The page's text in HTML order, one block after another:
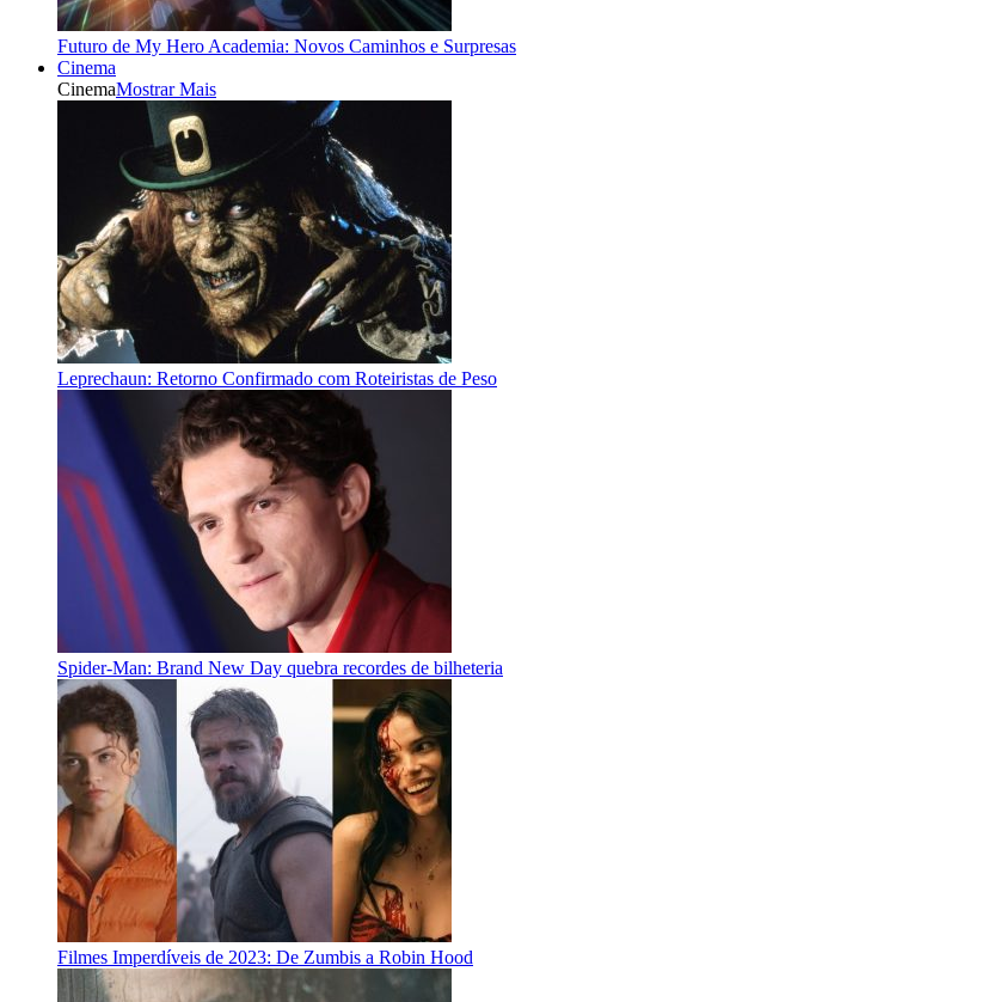
Futuro de My Hero Academia: Novos Caminhos e Surpresas
Cinema
CinemaMostrar Mais
Leprechaun: Retorno Confirmado com Roteiristas de Peso
Spider-Man: Brand New Day quebra recordes de bilheteria
Filmes Imperdíveis de 2023: De Zumbis a Robin Hood